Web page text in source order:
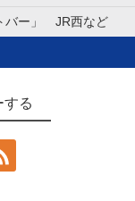
バー」 JR西など
する